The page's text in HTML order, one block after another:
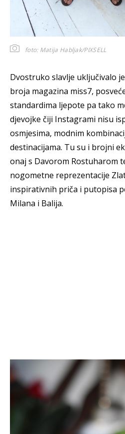
foto: Matija Habljak/PIXSELL
Dvostruko slavlje uključivalo
broja magazina miss7,
standardima ljepote pa tako
djevojke čiji Instagrami nisu
osmjesima, modnim
destinacijama. Tu su i brojni
onaj s Davorom Rostuharom
nogometne reprezentacije
inspirativnih priča i putopisa
Milana i Balija.